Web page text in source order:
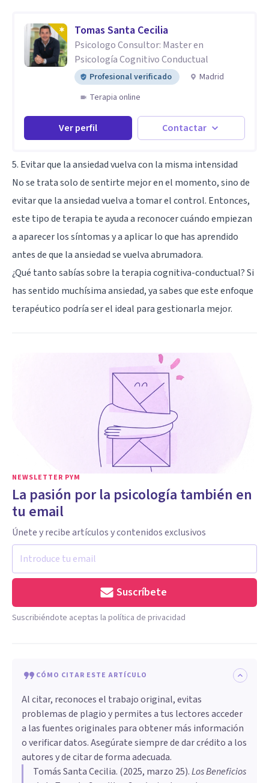
Tomas Santa Cecilia
Psicologo Consultor: Master en
Psicología Cognitivo Conductual
Profesional verificado
Madrid
Terapia online
Ver perfil Contactar
5. Evitar que la ansiedad vuelva con la misma intensidad
No se trata solo de sentirte mejor en el momento, sino de
evitar que la ansiedad vuelva a tomar el control. Entonces,
este tipo de terapia te ayuda a reconocer cuándo empiezan
a aparecer los síntomas y a aplicar lo que has aprendido
antes de que la ansiedad se vuelva abrumadora.
¿Qué tanto sabías sobre la terapia cognitiva-conductual? Si
has sentido muchísima ansiedad, ya sabes que este enfoque
terapéutico podría ser el ideal para gestionarla mejor.
NEWSLETTER PYM
La pasión por la psicología también en
tu email
Únete y recibe artículos y contenidos exclusivos
Suscríbete
Suscribiéndote aceptas la política de privacidad
CÓMO CITAR ESTE ARTÍCULO
Al citar, reconoces el trabajo original, evitas
problemas de plagio y permites a tus lectores acceder
a las fuentes originales para obtener más información
o verificar datos. Asegúrate siempre de dar crédito a los
autores y de citar de forma adecuada.
Tomás Santa Cecilia. (2025, marzo 25).Los Beneficios